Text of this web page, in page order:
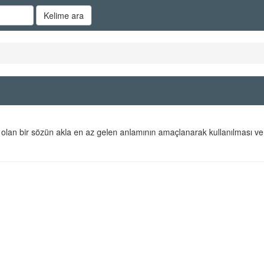
Kelime ara
olan bir sözün akla en az gelen anlamının amaçlanarak kullanılması ve